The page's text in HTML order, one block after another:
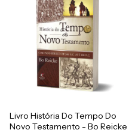
Livro História Do Tempo Do
Novo Testamento - Bo Reicke